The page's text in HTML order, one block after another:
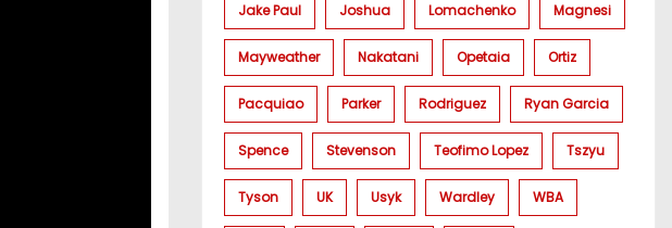
Jake Paul Joshua Lomachenko Magnesi
Mayweather Nakatani Opetaia Ortiz
Pacquiao Parker Rodriguez Ryan Garcia
Spence Stevenson Teofimo Lopez Tszyu
Tyson UK Usyk Wardley WBA